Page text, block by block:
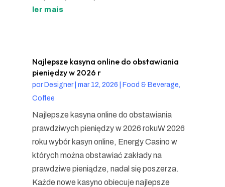
ler mais
Najlepsze kasyna online do obstawiania
pieniędzy w 2026 r
porDesigner| mar 12, 2026
Food & Beverage,
Coffee
Najlepsze kasyna online do obstawiania
prawdziwych pieniędzy w 2026 rokuW 2026
roku wybór kasyn online, Energy Casino w
których można obstawiać zakłady na
prawdziwe pieniądze, nadal się poszerza.
Każde nowe kasyno obiecuje najlepsze